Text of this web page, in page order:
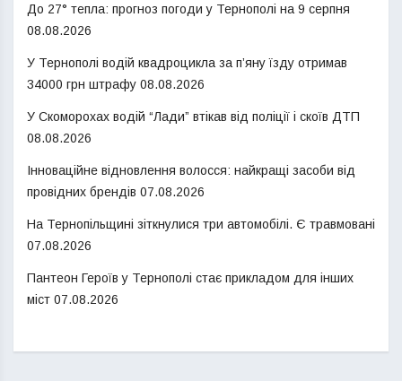
До 27° тепла: прогноз погоди у Тернополі на 9 серпня
08.08.2026
У Тернополі водій квадроцикла за п’яну їзду отримав
34000 грн штрафу 08.08.2026
У Скоморохах водій “Лади” втікав від поліції і скоїв ДТП
08.08.2026
Інноваційне відновлення волосся: найкращі засоби від
провідних брендів 07.08.2026
На Тернопільщині зіткнулися три автомобілі. Є травмовані
07.08.2026
Пантеон Героїв у Тернополі стає прикладом для інших
міст 07.08.2026